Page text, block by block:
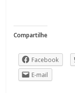
Compartilhe
Facebook
E-mail